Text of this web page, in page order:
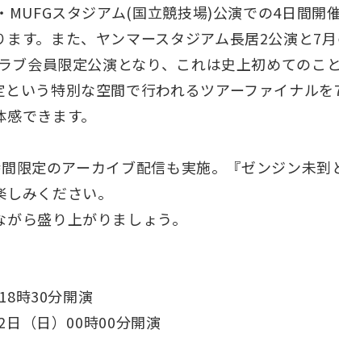
MUFGスタジアム(国立競技場)公演での4日間開
す。また、ヤンマースタジアム長居2公演と7
ブ会員限定公演となり、これは史上初めてのこ
いう特別な空間で行われるツアーファイナル
できます。
限定のアーカイブ配信も実施。『ゼンジン未
みください。
ら盛り上がりましょう。
時30分開演
（日）00時00分開演